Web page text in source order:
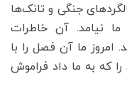
جنگی و تانک‌ها
نیامد. آن خاطرات
ما آن فصل را با
که به ما داد فراموش